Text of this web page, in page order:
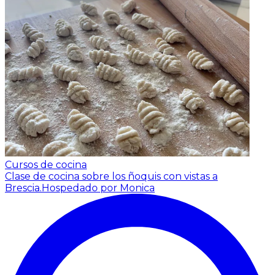
Cursos de cocina
Clase de cocina sobre los ñoquis con vistas a
Brescia.Hospedado por Monica